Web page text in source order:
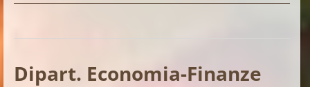
Dipart. Economia-Finanze